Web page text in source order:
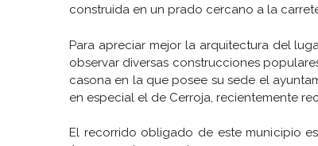
construida en un prado cercano a la
Para apreciar mejor la arquitectura del
observar diversas construcciones
casona en la que posee su sede el
en especial el de Cerroja, recientemente
El recorrido obligado de este municipio